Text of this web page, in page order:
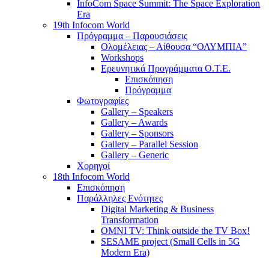
InfoCom Space Summit: The Space Exploration
Era
19th Infocom World
Πρόγραμμα – Παρουσιάσεις
Ολομέλειας – Αίθουσα “ΟΛΥΜΠΙΑ”
Workshops
Ερευνητικά Προγράμματα Ο.Τ.Ε.
Επισκόπηση
Πρόγραμμα
Φωτογραφίες
Gallery – Speakers
Gallery – Awards
Gallery – Sponsors
Gallery – Parallel Session
Gallery – Generic
Χορηγοί
18th Infocom World
Επισκόπηση
Παράλληλες Ενότητες
Digital Marketing & Business
Transformation
OMNI TV: Think outside the TV Box!
SESAME project (Small Cells in 5G
Modern Era)